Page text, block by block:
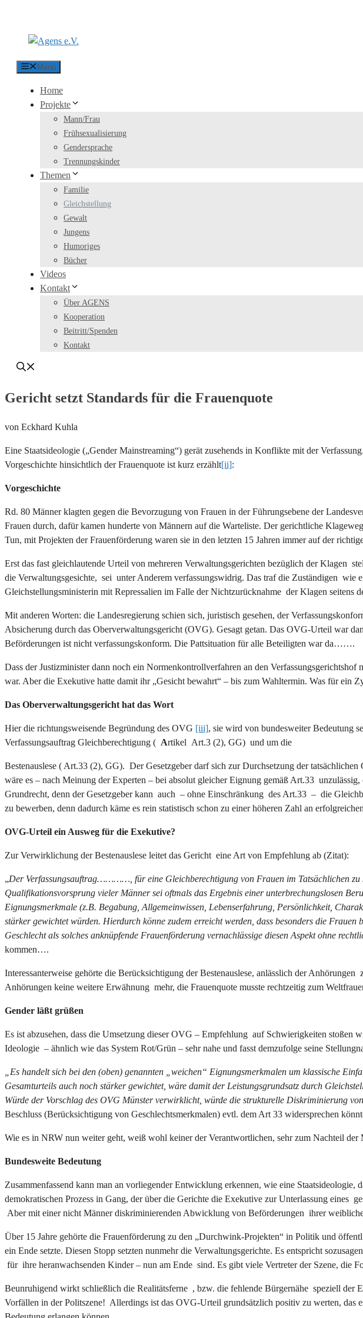
Menü
Home
Projekte
Mann/Frau
Frühsexualisierung
Gendersprache
Trennungskinder
Themen
Familie
Gleichstellung
Gewalt
Jungens
Humoriges
Bücher
Videos
Kontakt
Über AGENS
Kooperation
Beitritt/Spenden
Kontakt
Gericht setzt Standards für die Frauenquote
von Eckhard Kuhla
Eine Staatsideologie („Gender Mainstreaming“) gerät zusehends in Konflikte mit der
Vorgeschichte hinsichtlich der Frauenquote ist kurz erzählt[ii]:
Vorgeschichte
Rd. 80 Männer klagten gegen die Bevorzugung von Frauen in der Führungsebene der
Frauen durch, dafür kamen hunderte von Männern auf die Warteliste. Der gerichtliche
Tun, mit Projekten der Frauenförderung waren sie in den letzten 15 Jahren immer auf der
Erst das fast gleichlautende Urteil von mehreren Verwaltungsgerichten bezüglich der Klagen
die Verwaltungsgesichte, sei unter Anderem verfassungswidrig. Das traf die Zuständigen
Gleichstellungsministerin mit Repressalien im Falle der Nichtzurücknahme der Klagen seitens
Mit anderen Worten: die Landesregierung schien sich, juristisch gesehen, der
Absicherung durch das Oberverwaltungsgericht (OVG). Gesagt getan. Das OVG-Urteil war
Beförderungen ist nicht verfassungskonform. Die Pattsituation für alle Beteiligten war da…….
Dass der Justizminister dann noch ein Normenkontrollverfahren an den
war. Aber die Exekutive hatte damit ihr „Gesicht bewahrt“ – bis zum Wahltermin. Was für ein
Das Oberverwaltungsgericht hat das Wort
Hier die richtungsweisende Begründung des OVG [iii], sie wird von bundesweiter Bedeutung
Verfassungsauftrag Gleichberechtigung ( Artikel Art.3 (2), GG) und um die
Bestenauslese ( Art.33 (2), GG). Der Gesetzgeber darf sich zur Durchsetzung der
wäre es – nach Meinung der Experten – bei absolut gleicher Eignung gemäß Art.33
Grundrecht, denn der Gesetzgeber kann auch – ohne Einschränkung des Art.33 – die
zu bewerben, denn dadurch käme es rein statistisch schon zu einer höheren Zahl an
OVG-Urteil ein Ausweg für die Exekutive?
Zur Verwirklichung der Bestenauslese leitet das Gericht eine Art von Empfehlung ab (Zitat):
„Der Verfassungsauftrag…………, für eine Gleichberechtigung von Frauen im Tatsächlichen zu
Qualifikationsvorsprung vieler Männer sei oftmals das Ergeb­nis einer unterbrechungslosen
Eignungsmerkmale (z.B. Begabung, Allgemeinwissen, Lebenserfahrung, Persönlichkeit,
stärker gewichtet würden. Hierdurch könne zudem erreicht werden, dass besonders die
Geschlecht als solches anknüpfende Frauenförderung vernachlässige diesen Aspekt ohne
kommen….
Interessanterweise gehörte die Berücksichtigung der Bestenauslese, anlässlich der
Anhörungen keine weitere Erwähnung mehr, die Frauenquote musste rechtzeitig zum
Gender läßt grüßen
Es ist abzusehen, dass die Umsetzung dieser OVG – Empfehlung auf Schwierigkeiten stoßen
Ideologie – ähnlich wie das System Rot/Grün – sehr nahe und fasst demzufolge seine
„Es handelt sich bei den (oben) genannten „weichen“ Eignungsmerkmalen um klassische
Gesamturteils auch noch stärker gewichtet, wäre damit der Leistungsgrundsatz durch
Würde der Vorschlag des OVG Münster verwirklicht, würde die strukturelle Diskriminierung
Beschluss (Berücksichtigung von Geschlechtsmerkmalen) evtl. dem Art 33 widersprechen
Wie es in NRW nun weiter geht, weiß wohl keiner der Verantwortlichen, sehr zum Nachteil
Bundesweite Bedeutung
Zusammenfassend kann man an vorliegender Entwicklung erkennen, wie eine
demokratischen Prozess in Gang, der über die Gerichte die Exekutive zur Unterlassung eines
Aber mit einer nicht Männer diskriminierenden Abwicklung von Beförderungen ihrer
Über 15 Jahre gehörte die Frauenförderung zu den „Durchwink-Projekten“ in Politik und
ein Ende setzte. Diesen Stopp setzten nunmehr die Verwaltungsgerichte. Es entspricht
für ihre heranwachsenden Kinder – nun am Ende sind. Es gibt viele Vertreter der Szene,
Beunruhigend wirkt schließlich die Realitätsferne , bzw. die fehlende Bürgernähe speziell
Vorfällen in der Politszene! Allerdings ist das OVG-Urteil grundsätzlich positiv zu werten, das